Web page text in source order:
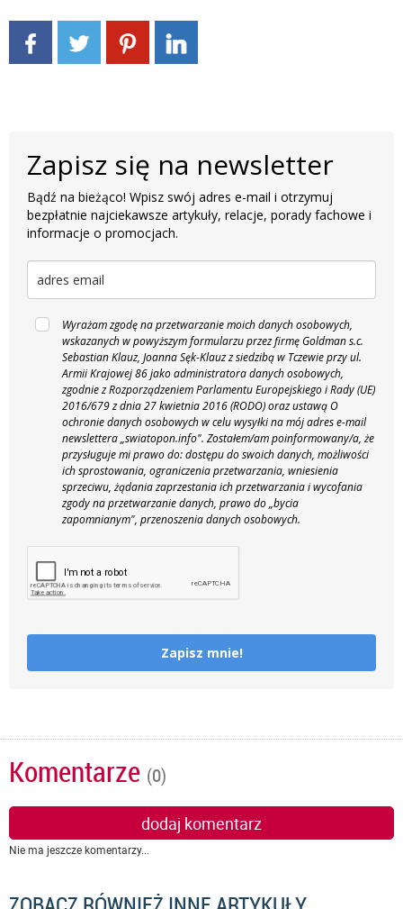
Zapisz się na newsletter
Bądź na bieżąco! Wpisz swój adres e-mail i otrzymuj
bezpłatnie najciekawsze artykuły, relacje, porady fachowe i
informacje o promocjach.
Wyrażam zgodę na przetwarzanie moich danych osobowych,
wskazanych w powyższym formularzu przez firmę Goldman s.c.
Sebastian Klauz, Joanna Sęk-Klauz z siedzibą w Tczewie przy ul.
Armii Krajowej 86 jako administratora danych osobowych,
zgodnie z Rozporządzeniem Parlamentu Europejskiego i Rady (UE)
2016/679 z dnia 27 kwietnia 2016 (RODO) oraz ustawą O
ochronie danych osobowych w celu wysyłki na mój adres e-mail
newslettera „swiatopon.info". Zostałem/am poinformowany/a, że
przysługuje mi prawo do: dostępu do swoich danych, możliwości
ich sprostowania, ograniczenia przetwarzania, wniesienia
sprzeciwu, żądania zaprzestania ich przetwarzania i wycofania
zgody na przetwarzanie danych, prawo do „bycia
zapomnianym", przenoszenia danych osobowych.
Zapisz mnie!
Komentarze (0)
dodaj komentarz
Nie ma jeszcze komentarzy...